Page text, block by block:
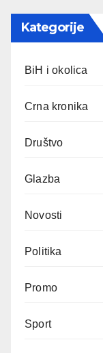
Kategorije
BiH i okolica
Crna kronika
Društvo
Glazba
Novosti
Politika
Promo
Sport